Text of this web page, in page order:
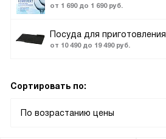
от 1 690 до 1 690 руб.
Посуда для приготовления
от 10 490 до 19 490 руб.
Сортировать по:
По возрастанию цены